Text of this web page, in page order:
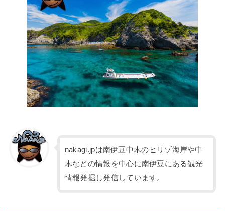
nakagi.jpは南伊豆中木のヒリゾ海岸や中
木などの情報を中心に南伊豆にある観光
情報発掘し発信しています。